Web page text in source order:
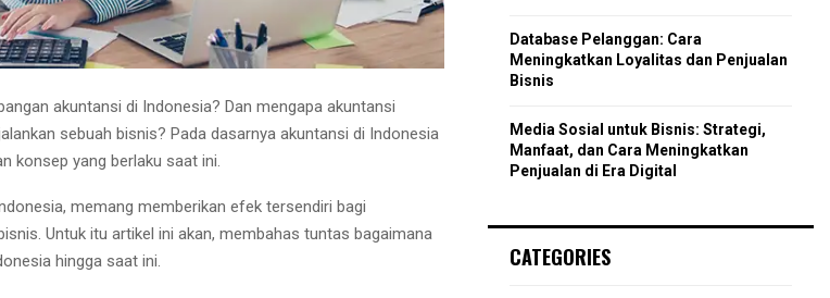
akuntansi di Indonesia? Dan mengapa akuntansi
sebuah bisnis? Pada dasarnya akuntansi di Indonesia
konsep yang berlaku saat ini.
memang memberikan efek tersendiri bagi
Untuk itu artikel ini akan, membahas tuntas bagaimana
hingga saat ini.
Database Pelanggan: Cara
Meningkatkan Loyalitas dan Penjualan
Bisnis
Media Sosial untuk Bisnis: Strategi,
Manfaat, dan Cara Meningkatkan
Penjualan di Era Digital
CATEGORIES